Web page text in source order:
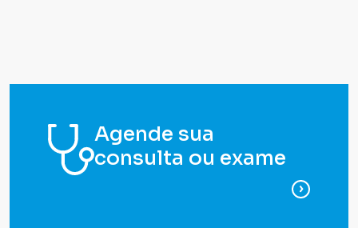
Agende sua
consulta ou exame
para